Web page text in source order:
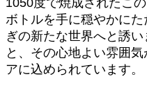
-
Josef「ワ
イ
ン
ボ
ボトルを手に穏やかに
ぎの新たな世界へと誘
と、その心地よい雰囲
アに込められています。